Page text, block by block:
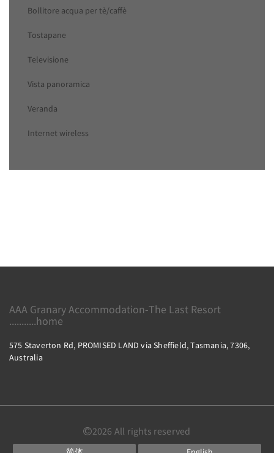
Bollitore acqua per tè/caffè
Tostapane
Televisione
Vista panoramica
Veranda
Internet wireless
AAA Granary Accommodation-The Last Resort
...........home
575 Staverton Rd, PROMISED LAND via Sheffield, Tasmania, 7306,
Australia
2026 All rights reserved